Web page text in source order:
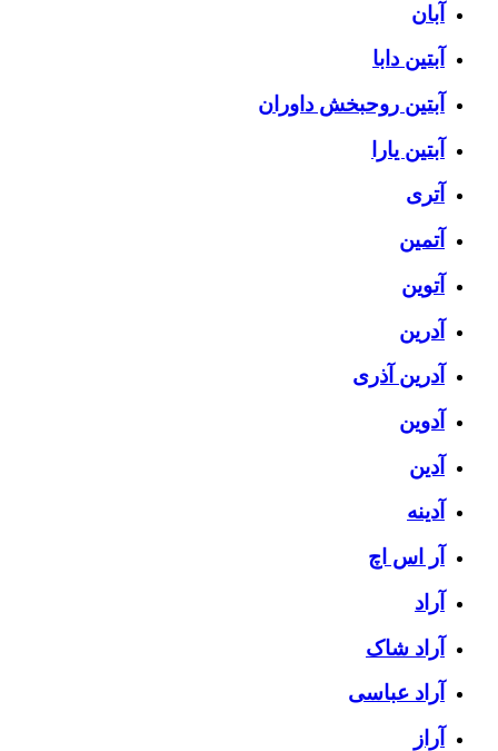
آبان
آبتین دابا
آبتین روحبخش داوران
آبتین یارا
آتری
آتمین
آتوین
آدرین
آدرین آذری
آدوین
آدین
آدینه
آر اس اچ
آراد
آراد شاک
آراد عباسی
آراز